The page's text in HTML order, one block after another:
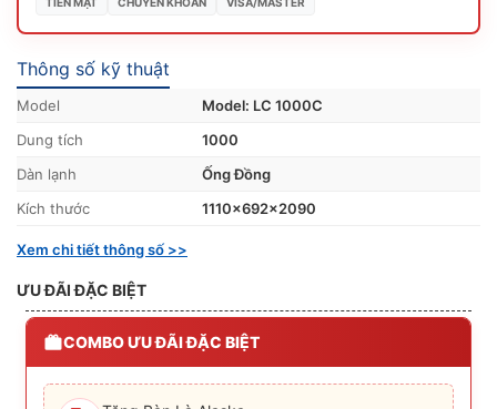
Thông số kỹ thuật
Model
Model: LC 1000C
Dung tích
1000
Dàn lạnh
Ống Đồng
Kích thước
1110x692x2090
Xem chi tiết thông số >>
ƯU ĐÃI ĐẶC BIỆT
COMBO ƯU ĐÃI ĐẶC BIỆT